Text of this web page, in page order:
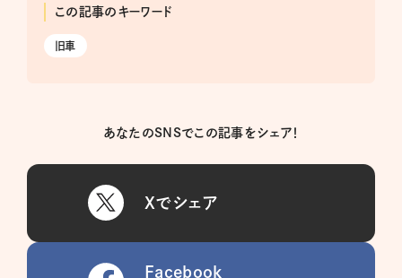
この記事のキーワード
旧車
あなたのSNSでこの記事をシェア！
Xでシェア
Facebook